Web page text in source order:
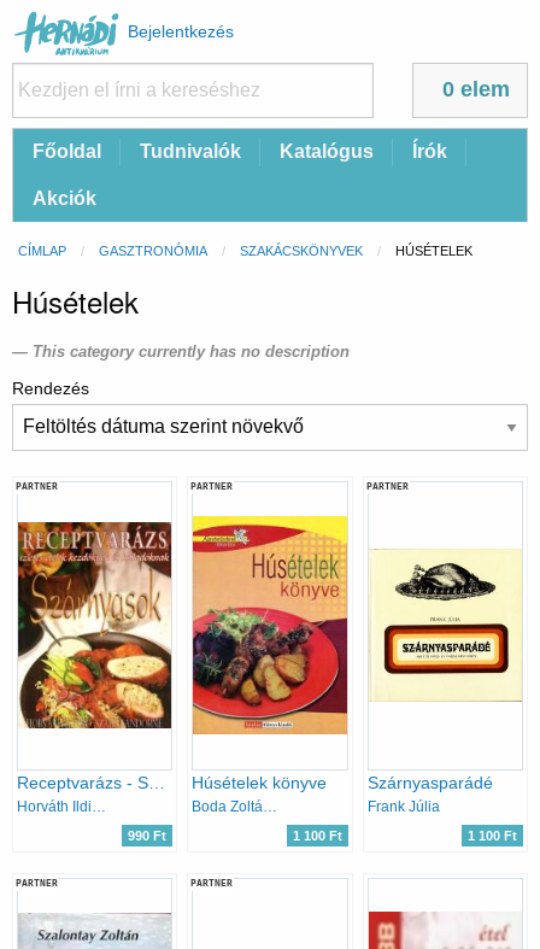
Felhasználói
fiók
menüje
Bejelentkezés
0 elem
FőFőoldal Tudnivalók Katalógus Írók
Akciók
Morzsa
CÍMLAP GASZTRONÓMIA SZAKÁCSKÖNYVEK CURRENT:
HÚSÉTELEK
Húsételek
This category currently has no description
Rendezés
PARTNER
990 Ft
PARTNER
Húsételek könyve
1 100 Ft
PARTNER
Szárnyasparádé
Frank Júlia
1 100 Ft
PARTNER PARTNER